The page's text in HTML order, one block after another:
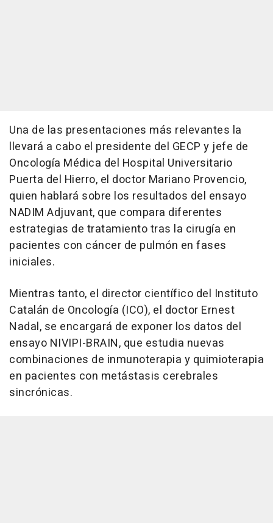
Una de las presentaciones más relevantes la
llevará a cabo el presidente del GECP y jefe de
Oncología Médica del Hospital Universitario
Puerta del Hierro, el doctor Mariano Provencio,
quien hablará sobre los resultados del ensayo
NADIM Adjuvant, que compara diferentes
estrategias de tratamiento tras la cirugía en
pacientes con cáncer de pulmón en fases
iniciales.
Mientras tanto, el director científico del Instituto
Catalán de Oncología (ICO), el doctor Ernest
Nadal, se encargará de exponer los datos del
ensayo NIVIPI-BRAIN, que estudia nuevas
combinaciones de inmunoterapia y quimioterapia
en pacientes con metástasis cerebrales
sincrónicas.